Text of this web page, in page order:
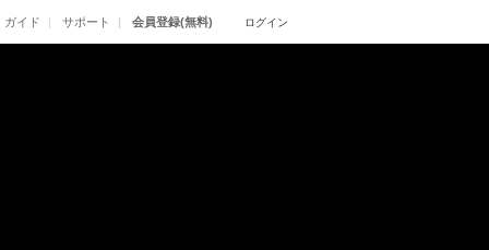
ガイド サポート 会員登録(無料) ログイン